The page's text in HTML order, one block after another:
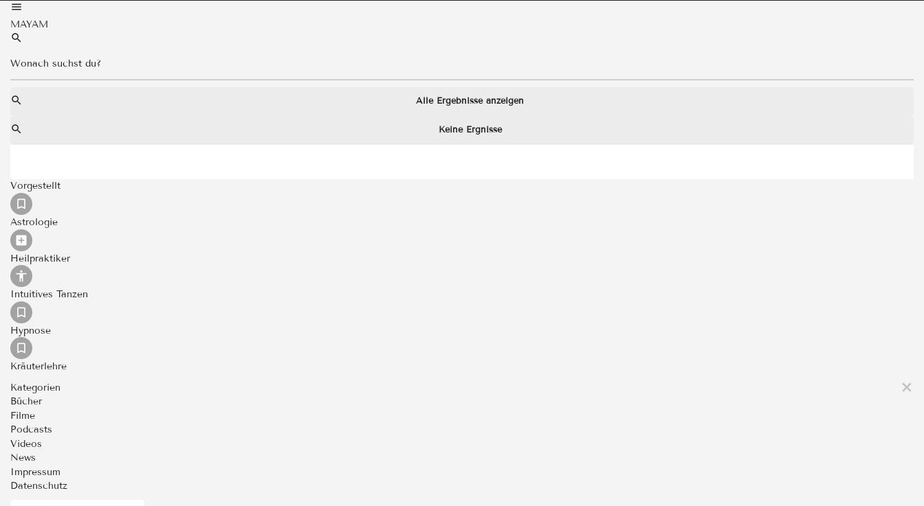
MAYAM
Alle Ergebnisse anzeigen
Keine Ergnisse
Vorgestellt
Astrologie
Heilpraktiker
Intuitives Tanzen
Hypnose
Kräuterlehre
Kategorien
Bücher
Filme
Podcasts
Videos
News
Impressum
Datenschutz